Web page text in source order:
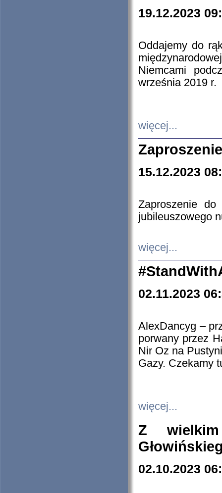
19.12.2023
Oddajemy do
Niemcami
września 2019 r.
więcej...
15.12.2023
Zaproszenie do
jubileuszowego
więcej...
02.11.2023
AlexDancyg –
porwany przez
Nir Oz na
Gazy. Czekamy
więcej...
Z
02.10.2023